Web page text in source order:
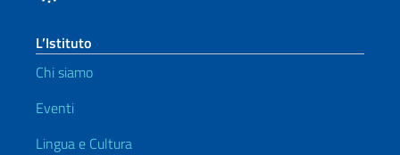
L’Istituto
Chi siamo
Eventi
Lingua e Cultura